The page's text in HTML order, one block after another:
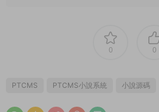
0 0
PTCMS PTCMS小說系統 小說源碼